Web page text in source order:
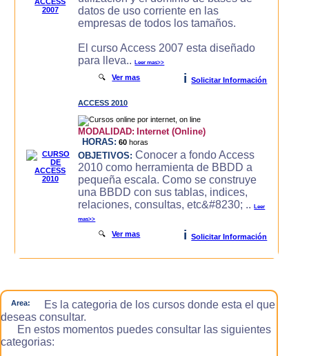
datos de uso corriente en las
empresas de todos los tamaños.
El curso Access 2007 esta diseñado
para lleva..Leer mas>>
🔍Ver mas i Solicitar Información
ACCESS 2010
MODALIDAD: Internet (Online)
HORAS: 60 horas
OBJETIVOS: Conocer a fondo Access
2010 como herramienta de BBDD a
pequeña escala. Como se construye
una BBDD con sus tablas, indices,
relaciones, consultas, etc&#8230; ..Leer
mas>>
🔍Ver mas i Solicitar Información
Area:
Es la categoria de los cursos donde esta el que
deseas consultar.
En estos momentos puedes consultar las siguientes
categorias: